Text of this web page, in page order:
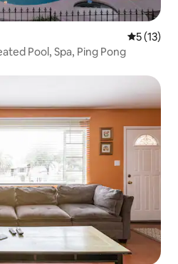
Prosječna
5 (13)
Pool, Spa, Ping Pong